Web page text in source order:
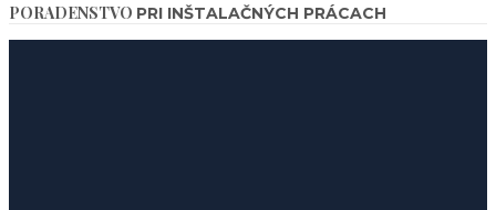
PORADENSTVO PRI INŠTALAČNÝCH PRÁCACH